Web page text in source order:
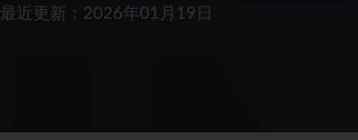
最近更新：2026年01月19日